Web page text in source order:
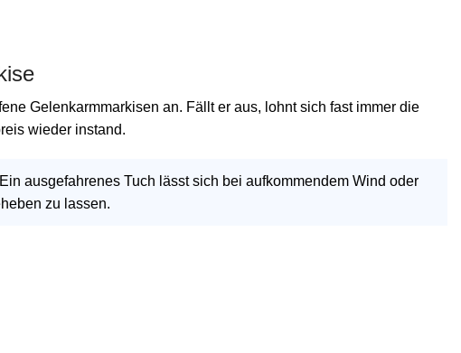
Gelenkarmmarkisen an. Fällt er aus, lohnt sich fast immer die
wieder instand.
ausgefahrenes Tuch lässt sich bei aufkommendem Wind oder
zu lassen.